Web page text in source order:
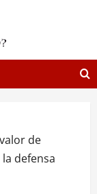
de
defensa